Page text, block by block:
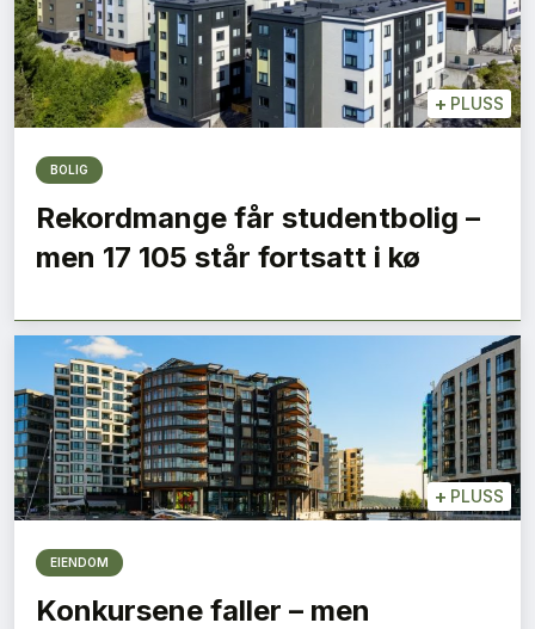
+ PLUSS
BOLIG
Rekordmange får studentbolig –
men 17 105 står fortsatt i kø
+ PLUSS
EIENDOM
Konkursene faller – men